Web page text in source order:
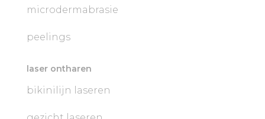
microdermabrasie
peelings
laser ontharen
bikinilijn laseren